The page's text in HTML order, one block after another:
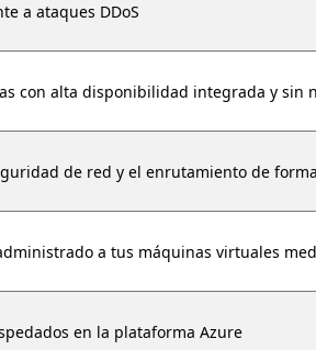
a ataques DDoS
con alta disponibilidad integrada y sin
de red y el enrutamiento de
a tus máquinas virtuales
en la plataforma Azure